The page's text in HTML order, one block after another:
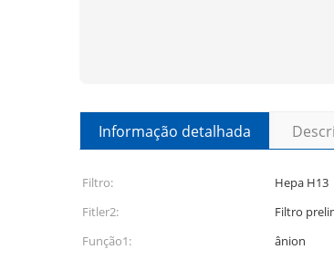
Informação detalhada
Filtro: Hepa H13
Fitler2:
Filtro
Função1:
ânion